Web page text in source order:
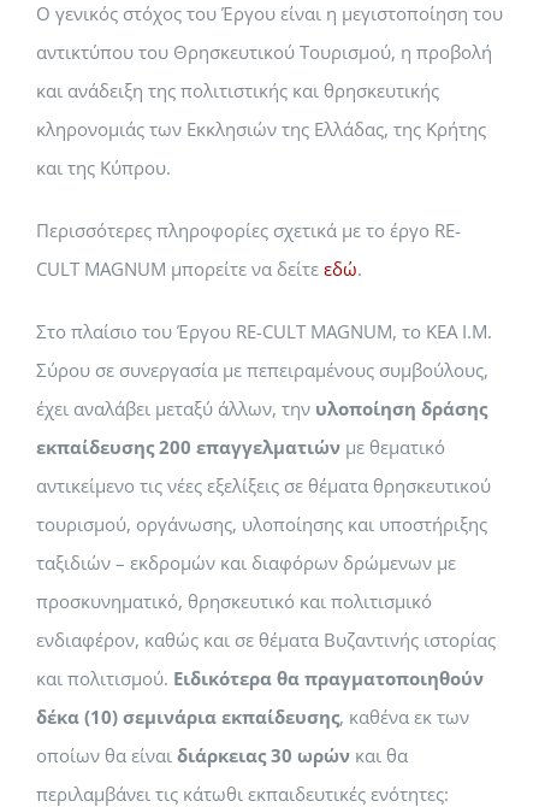
Ο γενικός στόχος του Έργου είναι η μεγιστοποίηση του
αντικτύπου του Θρησκευτικού Τουρισμού, η προβολή
και ανάδειξη της πολιτιστικής και θρησκευτικής
κληρονομιάς των Εκκλησιών της Ελλάδας, της Κρήτης
και της Κύπρου.
Περισσότερες πληροφορίες σχετικά με το έργο RE-
CULT MAGNUM μπορείτε να δείτε εδώ.
Στο πλαίσιο του Έργου RE-CULT MAGNUM, το ΚΕΑ Ι.Μ.
Σύρου σε συνεργασία με πεπειραμένους συμβούλους,
έχει αναλάβει μεταξύ άλλων, την υλοποίηση δράσης
εκπαίδευσης 200 επαγγελματιώνμε θεματικό
αντικείμενο τις νέες εξελίξεις σε θέματα θρησκευτικού
τουρισμού, οργάνωσης, υλοποίησης και υποστήριξης
ταξιδιών – εκδρομών και διαφόρων δρώμενων με
προσκυνηματικό, θρησκευτικό και πολιτισμικό
ενδιαφέρον, καθώς και σε θέματα Βυζαντινής ιστορίας
και πολιτισμού. Ειδικότερα θα πραγματοποιηθούν
δέκα (10) σεμινάρια εκπαίδευσης, καθένα εκ των
οποίων θα είναι διάρκειας 30 ωρών και θα
περιλαμβάνει τις κάτωθι εκπαιδευτικές ενότητες: